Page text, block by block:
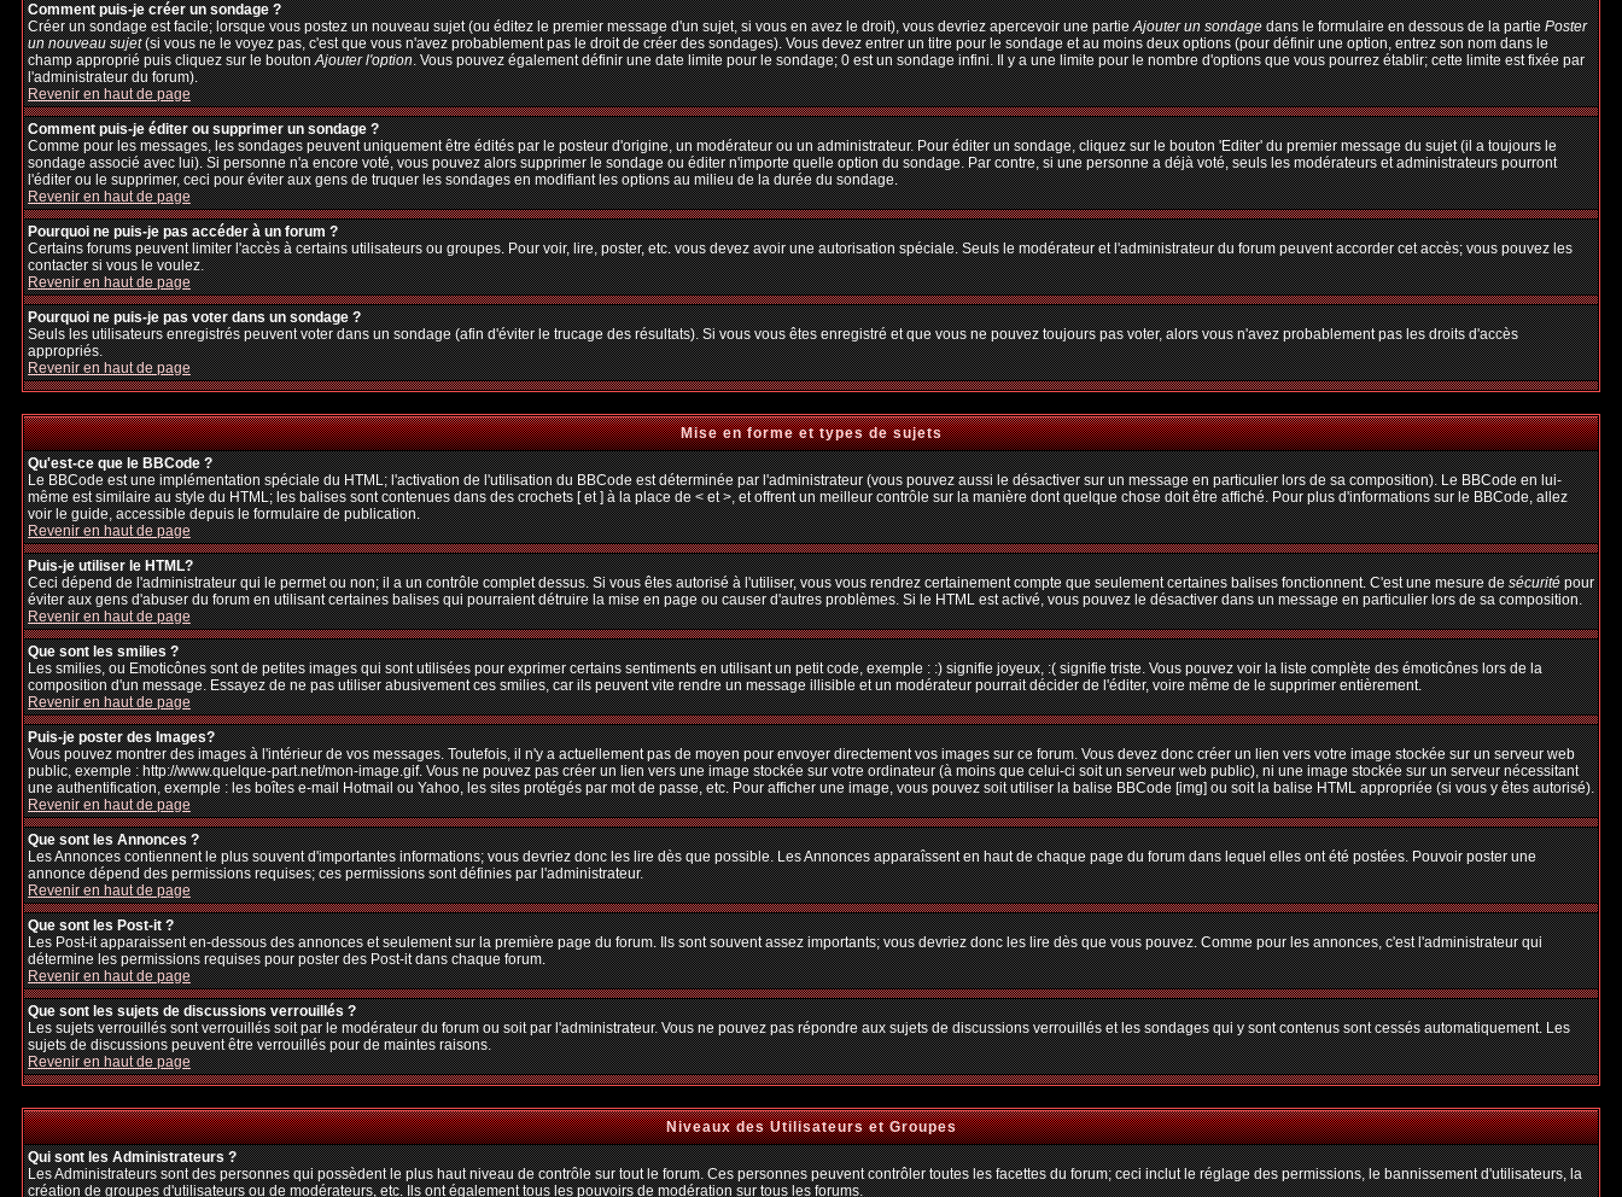
Comment puis-je créer un sondage ?
Créer un sondage est facile; lorsque vous postez un nouveau sujet (ou éditez le premier message d'un sujet, si vous en avez le droit), vous devriez apercevoir une partieAjouter un sondagedans le formulaire en dessous de la partiePoster
un nouveau sujet(si vous ne le voyez pas, c'est que vous n'avez probablement pas le droit de créer des sondages). Vous devez entrer un titre pour le sondage et au moins deux options (pour définir une option, entrez son nom dans le
champ approprié puis cliquez sur le boutonAjouter l'option. Vous pouvez également définir une date limite pour le sondage; 0 est un sondage infini. Il y a une limite pour le nombre d'options que vous pourrez établir; cette limite est fixée par
l'administrateur du forum).
Revenir en haut de page
Comment puis-je éditer ou supprimer un sondage ?
Comme pour les messages, les sondages peuvent uniquement être édités par le posteur d'origine, un modérateur ou un administrateur. Pour éditer un sondage, cliquez sur le bouton 'Editer' du premier message du sujet (il a toujours le
sondage associé avec lui). Si personne n'a encore voté, vous pouvez alors supprimer le sondage ou éditer n'importe quelle option du sondage. Par contre, si une personne a déjà voté, seuls les modérateurs et administrateurs pourront
l'éditer ou le supprimer, ceci pour éviter aux gens de truquer les sondages en modifiant les options au milieu de la durée du sondage.
Revenir en haut de page
Pourquoi ne puis-je pas accéder à un forum ?
Certains forums peuvent limiter l'accès à certains utilisateurs ou groupes. Pour voir, lire, poster, etc. vous devez avoir une autorisation spéciale. Seuls le modérateur et l'administrateur du forum peuvent accorder cet accès; vous pouvez les
contacter si vous le voulez.
Revenir en haut de page
Pourquoi ne puis-je pas voter dans un sondage ?
Seuls les utilisateurs enregistrés peuvent voter dans un sondage (afin d'éviter le trucage des résultats). Si vous vous êtes enregistré et que vous ne pouvez toujours pas voter, alors vous n'avez probablement pas les droits d'accès
appropriés.
Revenir en haut de page
Mise en forme et types de sujets
Qu'est-ce que le BBCode ?
Le BBCode est une implémentation spéciale du HTML; l'activation de l'utilisation du BBCode est déterminée par l'administrateur (vous pouvez aussi le désactiver sur un message en particulier lors de sa composition). Le BBCode en lui-
même est similaire au style du HTML; les balises sont contenues dans des crochets [ et ] à la place de < et >, et offrent un meilleur contrôle sur la manière dont quelque chose doit être affiché. Pour plus d'informations sur le BBCode, allez
voir le guide, accessible depuis le formulaire de publication.
Revenir en haut de page
Puis-je utiliser le HTML?
Ceci dépend de l'administrateur qui le permet ou non; il a un contrôle complet dessus. Si vous êtes autorisé à l'utiliser, vous vous rendrez certainement compte que seulement certaines balises fonctionnent. C'est une mesure desécuritépour
éviter aux gens d'abuser du forum en utilisant certaines balises qui pourraient détruire la mise en page ou causer d'autres problèmes. Si le HTML est activé, vous pouvez le désactiver dans un message en particulier lors de sa composition.
Revenir en haut de page
Que sont les smilies ?
Les smilies, ou Emoticônes sont de petites images qui sont utilisées pour exprimer certains sentiments en utilisant un petit code, exemple : :) signifie joyeux, :( signifie triste. Vous pouvez voir la liste complète des émoticônes lors de la
composition d'un message. Essayez de ne pas utiliser abusivement ces smilies, car ils peuvent vite rendre un message illisible et un modérateur pourrait décider de l'éditer, voire même de le supprimer entièrement.
Revenir en haut de page
Puis-je poster des Images?
Vous pouvez montrer des images à l'intérieur de vos messages. Toutefois, il n'y a actuellement pas de moyen pour envoyer directement vos images sur ce forum. Vous devez donc créer un lien vers votre image stockée sur un serveur web
public, exemple : http://www.quelque-part.net/mon-image.gif. Vous ne pouvez pas créer un lien vers une image stockée sur votre ordinateur (à moins que celui-ci soit un serveur web public), ni une image stockée sur un serveur nécessitant
une authentification, exemple : les boîtes e-mail Hotmail ou Yahoo, les sites protégés par mot de passe, etc. Pour afficher une image, vous pouvez soit utiliser la balise BBCode [img] ou soit la balise HTML appropriée (si vous y êtes autorisé).
Revenir en haut de page
Que sont les Annonces ?
Les Annonces contiennent le plus souvent d'importantes informations; vous devriez donc les lire dès que possible. Les Annonces apparaîssent en haut de chaque page du forum dans lequel elles ont été postées. Pouvoir poster une
annonce dépend des permissions requises; ces permissions sont définies par l'administrateur.
Revenir en haut de page
Que sont les Post-it ?
Les Post-it apparaissent en-dessous des annonces et seulement sur la première page du forum. Ils sont souvent assez importants; vous devriez donc les lire dès que vous pouvez. Comme pour les annonces, c'est l'administrateur qui
détermine les permissions requises pour poster des Post-it dans chaque forum.
Revenir en haut de page
Que sont les sujets de discussions verrouillés ?
Les sujets verrouillés sont verrouillés soit par le modérateur du forum ou soit par l'administrateur. Vous ne pouvez pas répondre aux sujets de discussions verrouillés et les sondages qui y sont contenus sont cessés automatiquement. Les
sujets de discussions peuvent être verrouillés pour de maintes raisons.
Revenir en haut de page
Niveaux des Utilisateurs et Groupes
Qui sont les Administrateurs ?
Les Administrateurs sont des personnes qui possèdent le plus haut niveau de contrôle sur tout le forum. Ces personnes peuvent contrôler toutes les facettes du forum; ceci inclut le réglage des permissions, le bannissement d'utilisateurs, la
création de groupes d'utilisateurs ou de modérateurs, etc. Ils ont également tous les pouvoirs de modération sur tous les forums.